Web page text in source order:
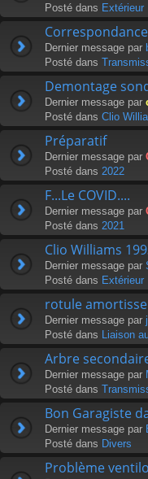
Posté dans Extérieur
Dernier message par
Posté dans
Demontage
Dernier message par
Posté dans Clio
Préparatif
Dernier message par
Posté dans 2022
F...Le COVID....
Dernier message par
Posté dans 2021
Clio Williams
Dernier message par
Posté dans Extérieur
rotule
Dernier message par
Posté dans
Liaison
Arbre
Dernier message par
Posté dans
Bon Garagiste
Dernier message par
Posté dans Divers
Problème ventilo